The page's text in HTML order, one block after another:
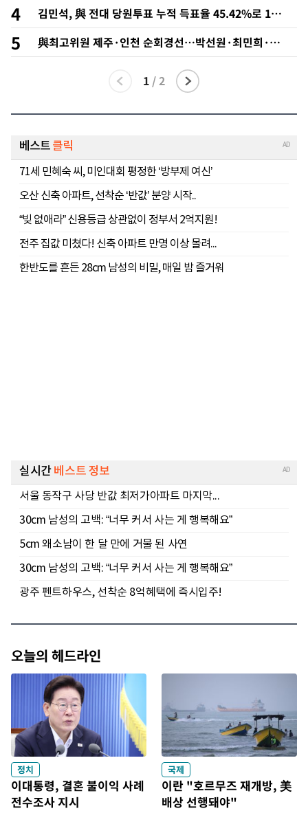
4
김민석, 與 전대 당원투표 누적 득표율 45.42%로 1
위… 정청래 44.56%
5
與최고위원 제주·인천 순회경선…박선원·최민희·서
미화·한민수·김용 순
1 /2
오늘의 헤드라인
정치
이대통령, 결혼 불이익 사례
전수조사 지시
국제
이란 "호르무즈 재개방, 美
배상 선행돼야"